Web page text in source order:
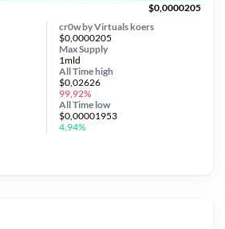
$0,0000205
cr0w by Virtuals koers
$0,0000205
Max Supply
1mld
All Timehigh
$0,02626
99,92%
All Time low
$0,00001953
4,94%